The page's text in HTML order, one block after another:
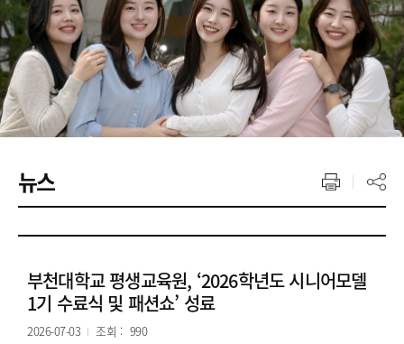
뉴스
부천대학교 평생교육원, ‘2026학년도 시니어모델
1기 수료식 및 패션쇼’ 성료
2026-07-03 조회 : 990